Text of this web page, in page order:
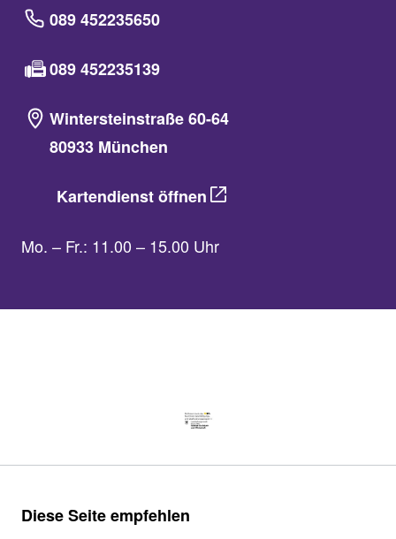
089 452235650
089 452235139
Wintersteinstraße 60-64
80933 München
Kartendienst öffnen
Mo. – Fr.: 11.00 – 15.00 Uhr
Diese Seite empfehlen